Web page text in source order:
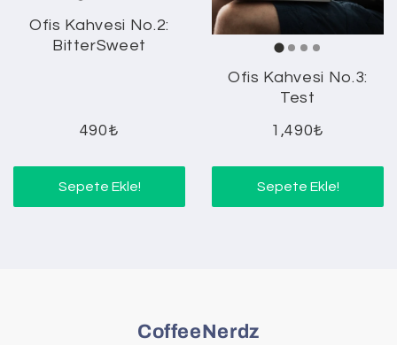
Ofis Kahvesi No.2:
BitterSweet
490₺
Sepete Ekle!
Ofis Kahvesi No.3:
Test
1,490₺
Sepete Ekle!
CoffeeNerdz